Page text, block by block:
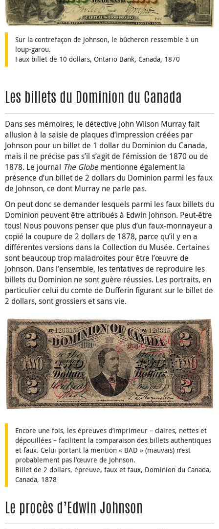
Sur la contrefaçon de Johnson, le bûcheron ressemble à un
loup-garou.
Faux billet de 10 dollars, Ontario Bank, Canada, 1870
Les billets du Dominion du Canada
Dans ses mémoires, le détective John Wilson Murray fait
allusion à la saisie de plaques d’impression créées par
Johnson pour un billet de 1 dollar du Dominion du Canada,
mais il ne précise pas s’il s’agit de l’émission de 1870 ou de
1878. Le journal The Globementionne également la
présence d’un billet de 2 dollars du Dominion parmi les faux
de Johnson, ce dont Murray ne parle pas.
On peut donc se demander lesquels parmi les faux billets du
Dominion peuvent être attribués à Edwin Johnson. Peut-être
tous! Nous pouvons penser que plus d’un faux-monnayeur a
copié la coupure de 2 dollars de 1878, parce qu’il y en a
différentes versions dans la Collection du Musée. Certaines
sont beaucoup trop maladroites pour être l’œuvre de
Johnson. Dans l’ensemble, les tentatives de reproduire les
billets du Dominion ne sont guère réussies. Les portraits, en
particulier celui du comte de Dufferin figurant sur le billet de
2 dollars, sont grossiers et sans vie.
Encore une fois, les épreuves d’imprimeur – claires, nettes et
dépouillées – facilitent la comparaison des billets authentiques
et faux. Celui portant la mention « BAD » (mauvais) n’est
probablement pas l’œuvre de Johnson.
Billet de 2 dollars, épreuve, faux et faux, Dominion du Canada,
Canada, 1878
Le procès d’Edwin Johnson